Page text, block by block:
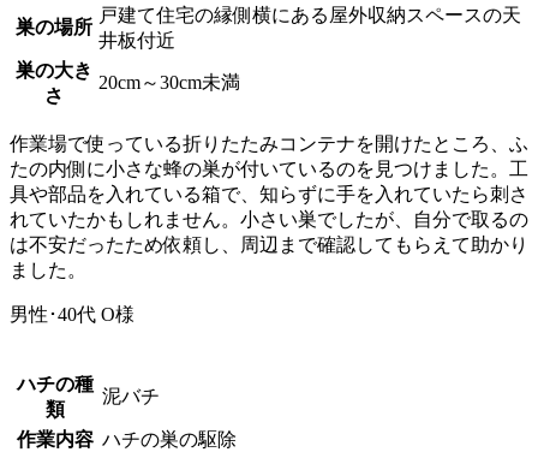
巣の場所
戸建て住宅の縁側横にある屋外収納スペースの天
井板付近
巣の大き
さ
20cm～30cm未満
作業場で使っている折りたたみコンテナを開けたところ、ふ
たの内側に小さな蜂の巣が付いているのを見つけました。工
具や部品を入れている箱で、知らずに手を入れていたら刺さ
れていたかもしれません。小さい巣でしたが、自分で取るの
は不安だったため依頼し、周辺まで確認してもらえて助かり
ました。
男性･40代 O様
ハチの種
類
泥バチ
作業内容 ハチの巣の駆除